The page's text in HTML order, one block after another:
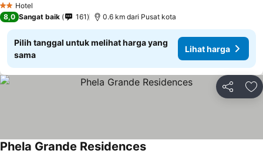
2 Bintang
Hotel
8,0 Sangat baik 161 0.6 km dari Pusat kota
Pilih tanggal untuk melihat harga yang
sama
Lihat harga
Bagikan
Phela Grande Residences